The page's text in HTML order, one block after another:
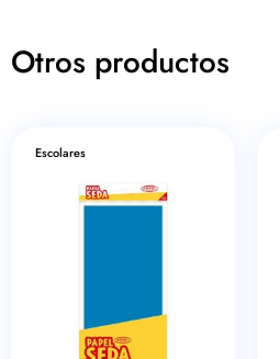
Otros productos
Escolares